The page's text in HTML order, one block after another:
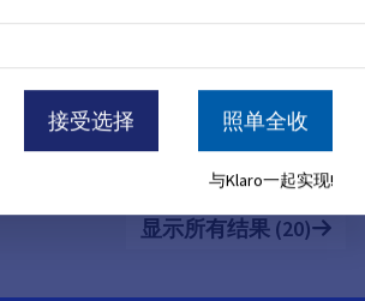
（GDPR）、数据保护官、数据保护声
护条例》、GDPR第13条和第14条、数
法、数据处理、处理数据，
数据保护；公共机构中的信
息告知、咨询和监督
共机构必须任命一名数据保护官。
数据保护官承担着多项职责。
显示所有结果 (20)
接受选择 照单全收
与Klaro一起实现!